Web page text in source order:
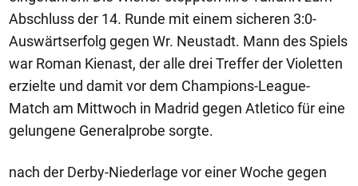
Abschluss der 14. Runde mit einem sicheren 3:0-
Auswärtserfolg gegen Wr. Neustadt. Mann des Spiels
war Roman Kienast, der alle drei Treffer der Violetten
erzielte und damit vor dem Champions-League-
Match am Mittwoch in Madrid gegen Atletico für eine
gelungene Generalprobe sorgte.
nach der Derby-Niederlage vor einer Woche gegen